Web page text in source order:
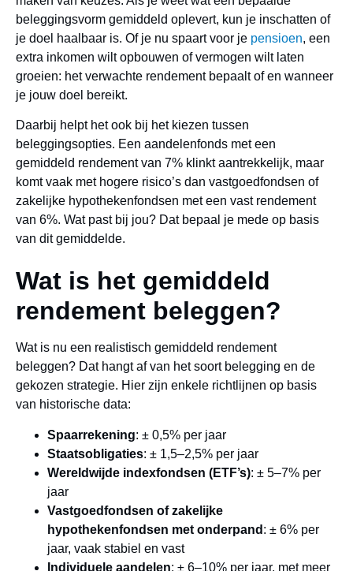
beleggingsvorm gemiddeld oplevert, kun je inschatten of
je doel haalbaar is. Of je nu spaart voor je pensioen, een
extra inkomen wilt opbouwen of vermogen wilt laten
groeien: het verwachte rendement bepaalt of en wanneer
je jouw doel bereikt.
Daarbij helpt het ook bij het kiezen tussen
beleggingsopties. Een aandelenfonds met een
gemiddeld rendement van 7% klinkt aantrekkelijk, maar
komt vaak met hogere risico’s dan vastgoedfondsen of
zakelijke hypothekenfondsen met een vast rendement
van 6%. Wat past bij jou? Dat bepaal je mede op basis
van dit gemiddelde.
Wat is het gemiddeld
rendement beleggen?
Wat is nu een realistisch gemiddeld rendement
beleggen? Dat hangt af van het soort belegging en de
gekozen strategie. Hier zijn enkele richtlijnen op basis
van historische data:
Spaarrekening: ± 0,5% per jaar
Staatsobligaties: ± 1,5–2,5% per jaar
Wereldwijde indexfondsen (ETF’s): ± 5–7% per
jaar
Vastgoedfondsen of zakelijke
hypothekenfondsen met onderpand : ± 6% per
jaar, vaak stabiel en vast
Individuele aandelen: ± 6–10% per jaar, met meer